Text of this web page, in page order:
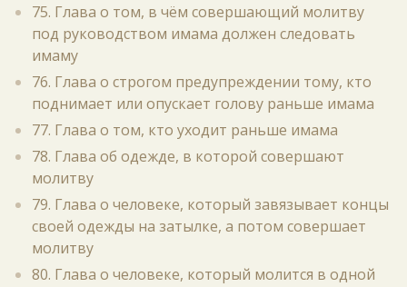
75. Глава о том, в чём совершающий молитву
под руководством имама должен следовать
имаму
76. Глава о строгом предупреждении тому, кто
поднимает или опускает голову раньше имама
77. Глава о том, кто уходит раньше имама
78. Глава об одежде, в которой совершают
молитву
79. Глава о человеке, который завязывает концы
своей одежды на затылке, а потом совершает
молитву
80. Глава о человеке, который молится в одной